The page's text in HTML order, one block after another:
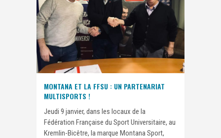
MONTANA ET LA FFSU : UN PARTENARIAT
MULTISPORTS !
Jeudi 9 janvier, dans les locaux de la
Fédération Française du Sport Universitaire, au
Kremlin-Bicêtre, la marque Montana Sport,